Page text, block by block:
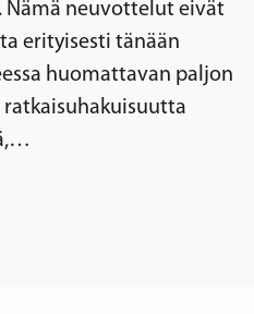
neuvottelut eivät
erityisesti tänään
huomattavan paljon
ratkaisuhakuisuutta